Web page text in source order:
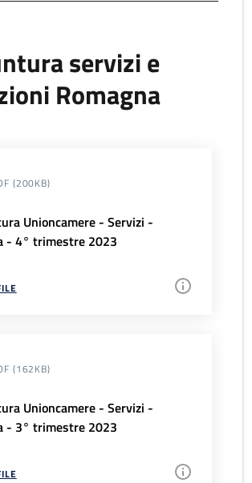
servizi e
Romagna
(200KB)
Unioncamere - Servizi -
- 4° trimestre 2023
(162KB)
Unioncamere - Servizi -
- 3° trimestre 2023